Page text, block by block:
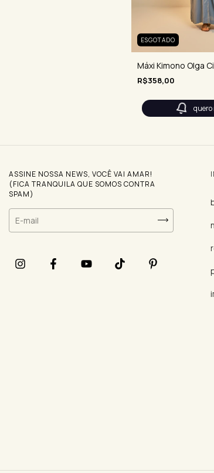
ESGOTADO
Máxi Kimono Olga
R$358,00
quero
ASSINE NOSSA NEWS, VOCÊ VAI AMAR!
(FICA TRANQUILA QUE SOMOS CONTRA
SPAM)